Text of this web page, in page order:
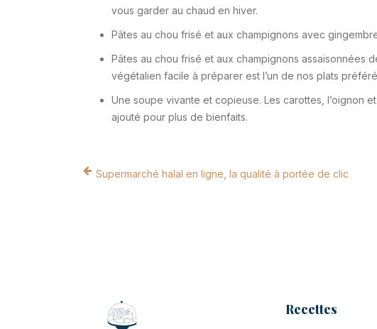
vous garder au chaud en hiver.
Pâtes au chou frisé et aux champignons avec
Pâtes au chou frisé et aux champignons assaisonnées
végétalien facile à préparer est l’un de nos plats
Une soupe vivante et copieuse. Les carottes, l’oignon
ajouté pour plus de bienfaits.
Supermarché halal en ligne, la qualité à portée de clic
Recettes